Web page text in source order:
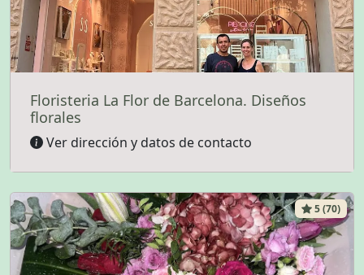
Floristeria La Flor de Barcelona. Diseños
florales
Ver dirección y datos de contacto
5 (70)